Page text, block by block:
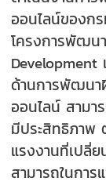
ออนไลน์ของก
โครงการพัฒน
Development
ด้านการพัฒนา
ออนไลน์ สามา
มีประสิทธิภาพ
แรงงานที่เปลี่ย
สามารถในการ